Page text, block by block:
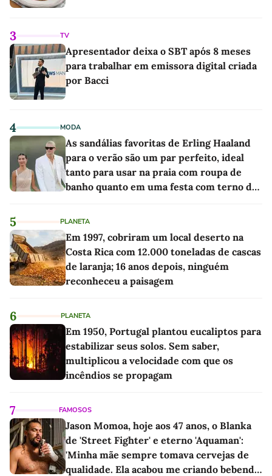
3 TV
Apresentador deixa o SBT após 8 meses
para trabalhar em emissora digital criada
por Bacci
4 MODA
As sandálias favoritas de Erling Haaland
para o verão são um par perfeito, ideal
tanto para usar na praia com roupa de
banho quanto em uma festa com terno de
5 PLANETA
Em 1997, cobriram um local deserto na
Costa Rica com 12.000 toneladas de cascas
de laranja; 16 anos depois, ninguém
reconheceu a paisagem
6 PLANETA
Em 1950, Portugal plantou eucaliptos para
estabilizar seus solos. Sem saber,
multiplicou a velocidade com que os
incêndios se propagam
7 FAMOSOS
Jason Momoa, hoje aos 47 anos, o Blanka
de 'Street Fighter' e eterno 'Aquaman':
'Minha mãe sempre tomava cervejas de
qualidade. Ela acabou me criando bebendo